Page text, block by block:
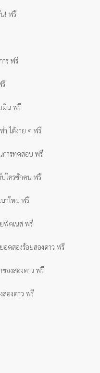
! ฟรี
าร ฟรี
รี
ฝัน ฟรี
ำ ได้ง่าย ๆ ฟรี
การทดสอบ ฟรี
บใครซักคน ฟรี
วใหม่ ฟรี
ฟิตเนส ฟรี
อดสองร้อยสองดาว ฟรี
องสองดาว ฟรี
สองดาว ฟรี